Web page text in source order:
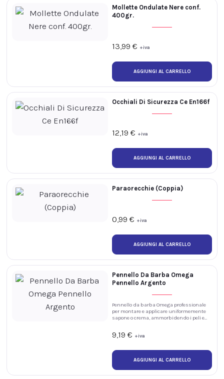
13,99 € +iva
Mollette Ondulate Nere conf.
400gr.
12,19 € +iva
Occhiali Di Sicurezza Ce En166f
0,99 € +iva
Paraorecchie (Coppia)
9,19 € +iva
Pennello Da Barba Omega
Pennello Argento
Pennello da barba Omega professionale
per montare e applicare uniformemente
sapone o crema, ammorbidendo i peli e